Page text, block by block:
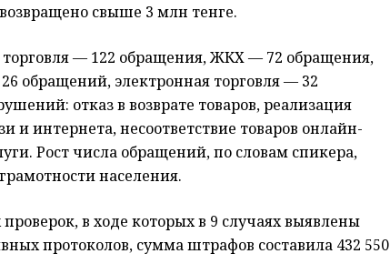
свыше 3 млн тенге.
— 122 обращения, ЖКХ — 72 обращения,
обращений, электронная торговля — 32
отказ в возврате товаров, реализация
и интернета, несоответствие товаров онлайн-
Рост числа обращений, по словам спикера,
населения.
в ходе которых в 9 случаях выявлены
протоколов, сумма штрафов составила 432 550